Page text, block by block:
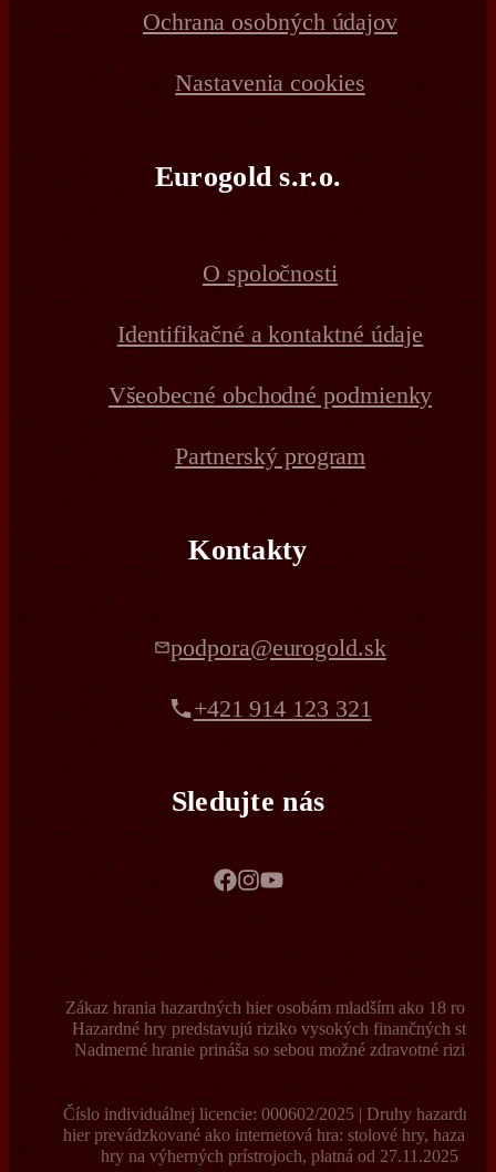
Ochrana osobných údajov
Nastavenia cookies
Eurogold s.r.o.
O spoločnosti
Identifikačné a kontaktné údaje
Všeobecné obchodné podmienky
Partnerský program
Kontakty
podpora@eurogold.sk
+421 914 123 321
Sledujte nás
Zákaz hrania hazardných hier osobám mladším ako 18 rokov.
Hazardné hry predstavujú riziko vysokých finančných strát.
Nadmerné hranie prináša so sebou možné zdravotné riziká.
Číslo individuálnej licencie: 000602/2025 | Druhy hazardných
hier prevádzkované ako internetová hra: stolové hry, hazardné
hry na výherných prístrojoch, platná od 27.11.2025